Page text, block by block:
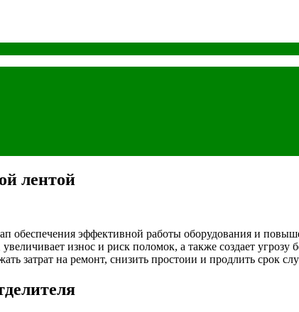
лентой
обеспечения эффективной работы оборудования и
износ и риск поломок, а также создает
затрат на ремонт, снизить простоии и продлить срок